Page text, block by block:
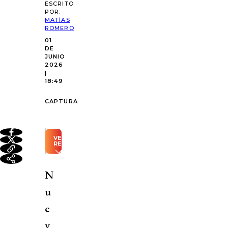
ESCRITO
POR:
MATÍAS
ROMERO
01
DE
JUNIO
2026
|
18:49
CAPTURA
VER
RESUMEN
generado
Inteligencia
Nuevos
N
u
e